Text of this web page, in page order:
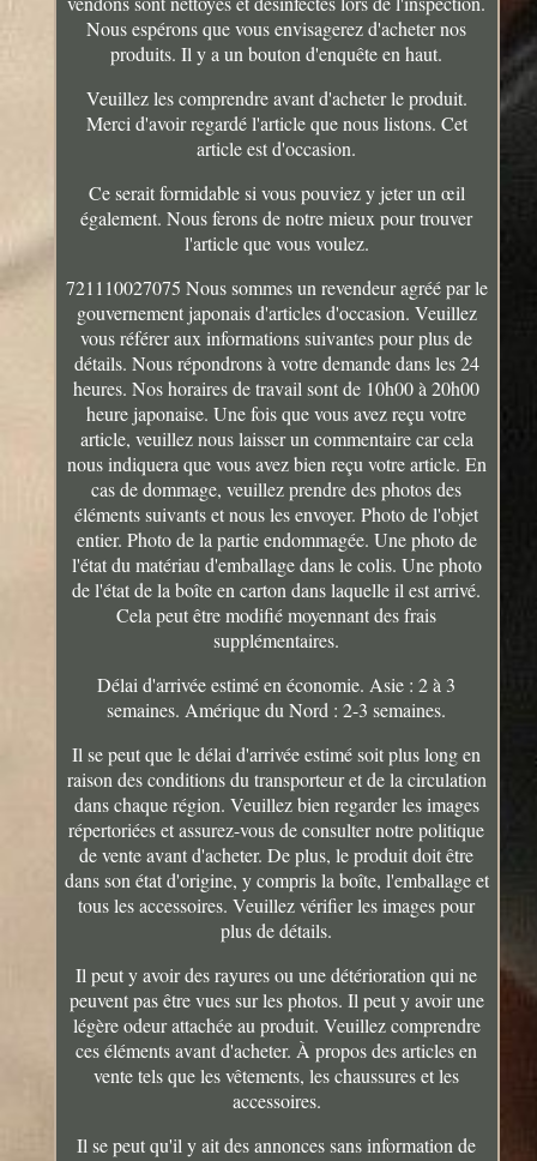
Nous espérons que vous envisagerez d'acheter nos
produits. Il y a un bouton d'enquête en haut.
Veuillez les comprendre avant d'acheter le produit.
Merci d'avoir regardé l'article que nous listons. Cet
article est d'occasion.
Ce serait formidable si vous pouviez y jeter un œil
également. Nous ferons de notre mieux pour trouver
l'article que vous voulez.
721110027075 Nous sommes un revendeur agréé par le
gouvernement japonais d'articles d'occasion. Veuillez
vous référer aux informations suivantes pour plus de
détails. Nous répondrons à votre demande dans les 24
heures. Nos horaires de travail sont de 10h00 à 20h00
heure japonaise. Une fois que vous avez reçu votre
article, veuillez nous laisser un commentaire car cela
nous indiquera que vous avez bien reçu votre article. En
cas de dommage, veuillez prendre des photos des
éléments suivants et nous les envoyer. Photo de l'objet
entier. Photo de la partie endommagée. Une photo de
l'état du matériau d'emballage dans le colis. Une photo
de l'état de la boîte en carton dans laquelle il est arrivé.
Cela peut être modifié moyennant des frais
supplémentaires.
Délai d'arrivée estimé en économie. Asie : 2 à 3
semaines. Amérique du Nord : 2-3 semaines.
Il se peut que le délai d'arrivée estimé soit plus long en
raison des conditions du transporteur et de la circulation
dans chaque région. Veuillez bien regarder les images
répertoriées et assurez-vous de consulter notre politique
de vente avant d'acheter. De plus, le produit doit être
dans son état d'origine, y compris la boîte, l'emballage et
tous les accessoires. Veuillez vérifier les images pour
plus de détails.
Il peut y avoir des rayures ou une détérioration qui ne
peuvent pas être vues sur les photos. Il peut y avoir une
légère odeur attachée au produit. Veuillez comprendre
ces éléments avant d'acheter. À propos des articles en
vente tels que les vêtements, les chaussures et les
accessoires.
Il se peut qu'il y ait des annonces sans information de